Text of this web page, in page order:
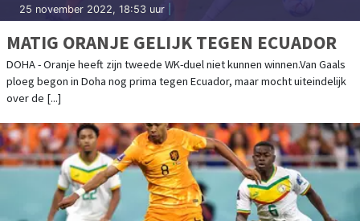
25 november 2022, 18:53 uur
MATIG ORANJE GELIJK TEGEN ECUADOR
DOHA - Oranje heeft zijn tweede WK-duel niet kunnen winnen.Van Gaals
ploeg begon in Doha nog prima tegen Ecuador, maar mocht uiteindelijk
over de [...]